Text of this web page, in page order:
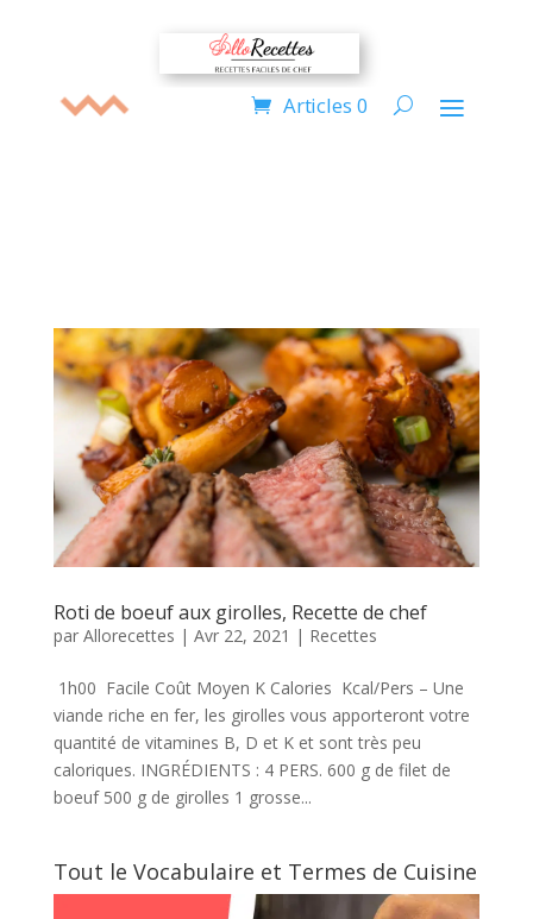
Articles 0
Roti de boeuf aux girolles, Recette de chef
par Allorecettes | Avr 22, 2021 | Recettes
1h00 Facile Coût Moyen K Calories Kcal/Pers – Une
viande riche en fer, les girolles vous apporteront votre
quantité de vitamines B, D et K et sont très peu
caloriques. INGRÉDIENTS : 4 PERS. 600 g de filet de
boeuf 500 g de girolles 1 grosse...
Tout le Vocabulaire et Termes de Cuisine